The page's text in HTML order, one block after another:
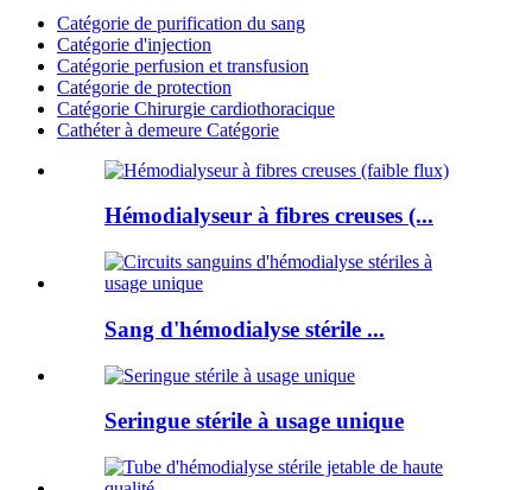
Catégorie de purification du sang
Catégorie d'injection
Catégorie perfusion et transfusion
Catégorie de protection
Catégorie Chirurgie cardiothoracique
Cathéter à demeure Catégorie
Hémodialyseur à fibres creuses (...
Sang d'hémodialyse stérile ...
Seringue stérile à usage unique